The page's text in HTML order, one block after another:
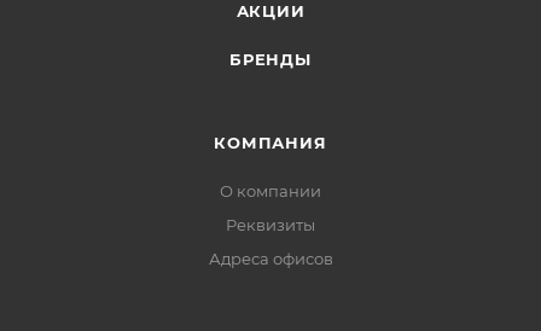
АКЦИИ
БРЕНДЫ
КОМПАНИЯ
О компании
Реквизиты
Адреса офисов